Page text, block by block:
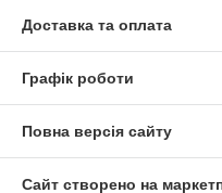
Доставка та оплата
Графік роботи
Повна версія сайту
Сайт створено на